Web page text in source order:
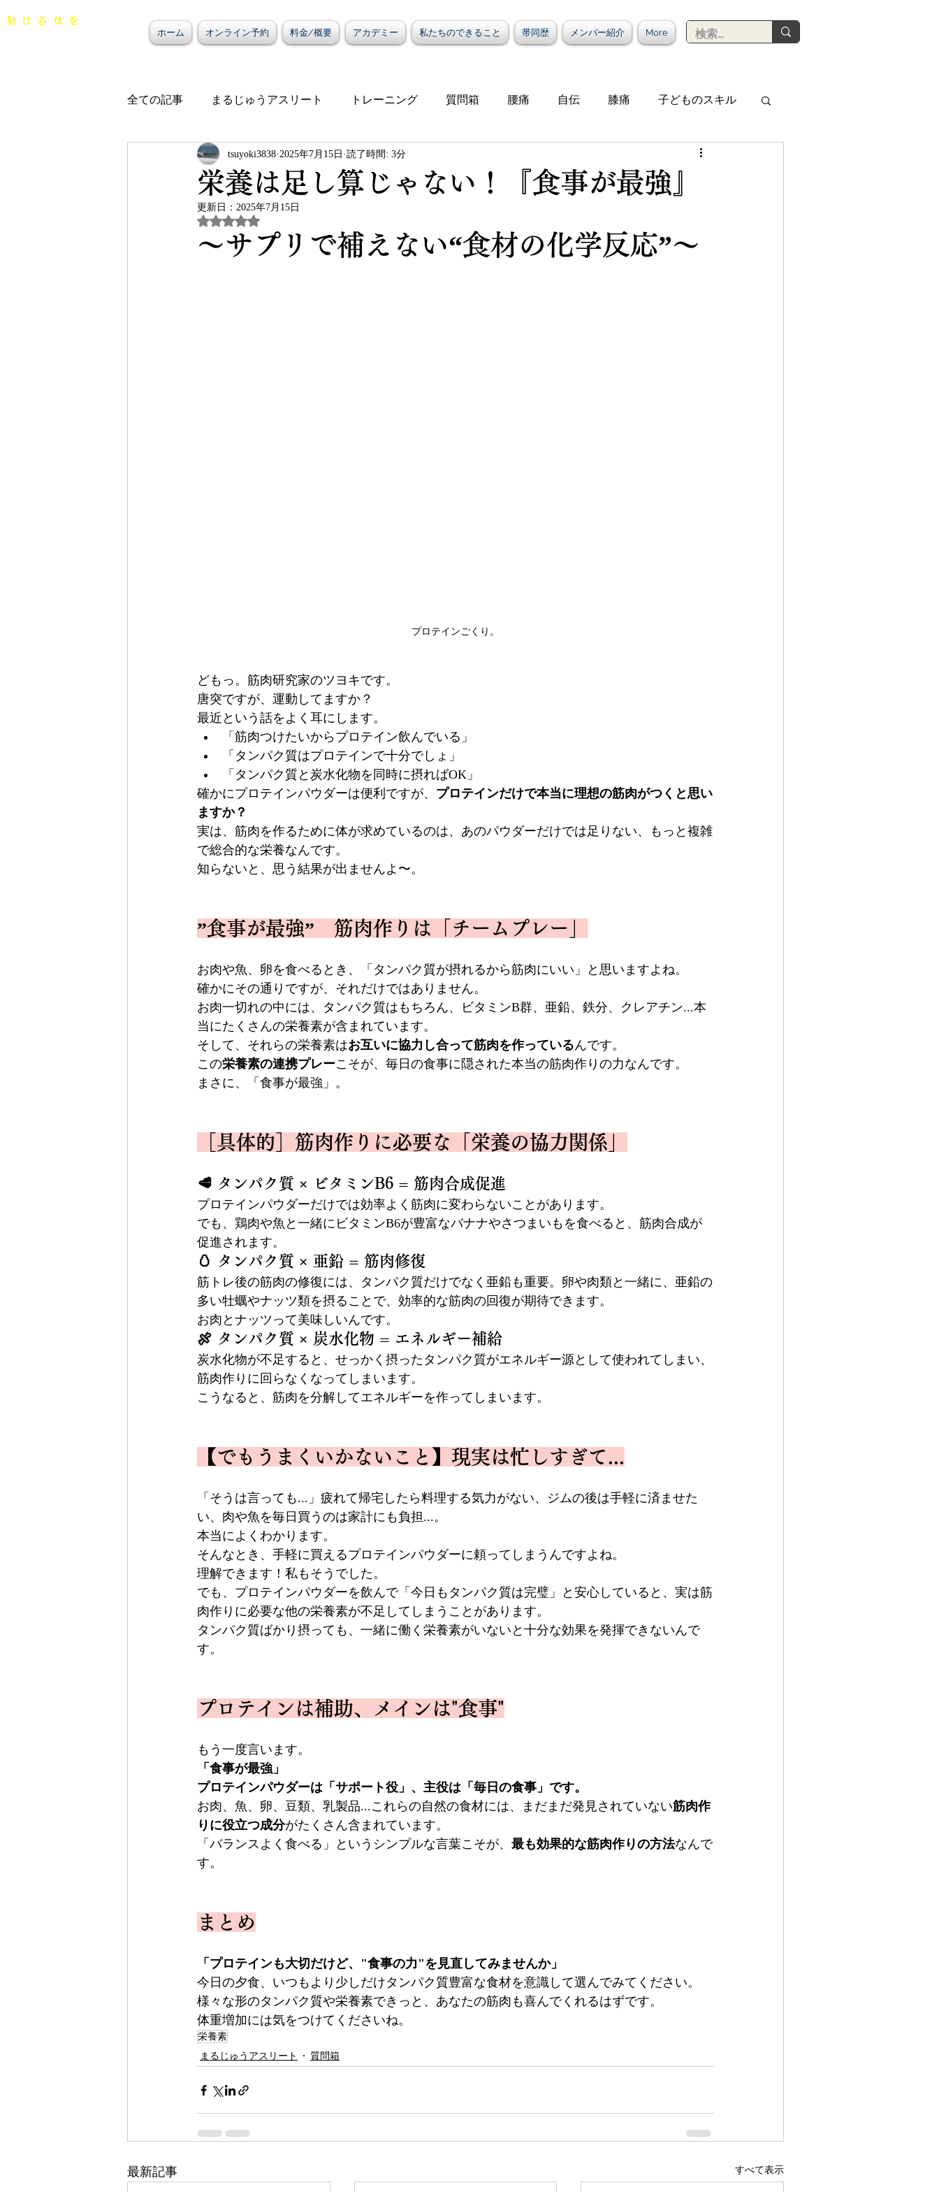
動ける体を
ホーム オンライン予約 料金/概要 アカデミー 私たちのできること 帯同歴 メンバー紹介 More
全ての記事 まるじゅうアスリート トレーニング 質問箱 腰痛 自伝 膝痛 子どものスキル
プライベート 院内お知らせ ケア 肩こり
栄養は足し算じゃない！『食事が最強』
tsuyoki3838 2025年7月15日 読了時間: 3分
更新日： 2025年7月15日
5つ星のうちNaNと評価されています。
〜サプリで補えない“食材の化学反応”〜
プロテインごくり。
どもっ。筋肉研究家のツヨキです。
唐突ですが、運動してますか？
最近という話をよく耳にします。
「筋肉つけたいからプロテイン飲んでいる」
「タンパク質はプロテインで十分でしょ」
「タンパク質と炭水化物を同時に摂ればOK」
確かにプロテインパウダーは便利ですが、 プロテインだけで本当に理想の筋肉がつくと思い
ますか？
実は、筋肉を作るために体が求めているのは、あのパウダーだけでは足りない、もっと複雑
で総合的な栄養なんです。
知らないと、思う結果が出ませんよ〜。
”食事が最強”　筋肉作りは「チームプレー」
お肉や魚、卵を食べるとき、「タンパク質が摂れるから筋肉にいい」と思いますよね。
確かにその通りですが、それだけではありません。
お肉一切れの中には、タンパク質はもちろん、ビタミンB群、亜鉛、鉄分、クレアチン...本
当にたくさんの栄養素が含まれています。
そして、それらの栄養素はお互いに協力し合って筋肉を作っているんです。
この栄養素の連携プレーこそが、毎日の食事に隠された本当の筋肉作りの力なんです。
まさに、「食事が最強」。
［具体的］筋肉作りに必要な「栄養の協力関係」
🥩 タンパク質 × ビタミンB6 = 筋肉合成促進
プロテインパウダーだけでは効率よく筋肉に変わらないことがあります。
でも、鶏肉や魚と一緒にビタミンB6が豊富なバナナやさつまいもを食べると、筋肉合成が
促進されます。
🥚 タンパク質 × 亜鉛 = 筋肉修復
筋トレ後の筋肉の修復には、タンパク質だけでなく亜鉛も重要。卵や肉類と一緒に、亜鉛の
多い牡蠣やナッツ類を摂ることで、効率的な筋肉の回復が期待できます。
お肉とナッツって美味しいんです。
🍖 タンパク質 × 炭水化物 = エネルギー補給
炭水化物が不足すると、せっかく摂ったタンパク質がエネルギー源として使われてしまい、
筋肉作りに回らなくなってしまいます。
こうなると、筋肉を分解してエネルギーを作ってしまいます。
【でもうまくいかないこと】現実は忙しすぎて...
「そうは言っても...」疲れて帰宅したら料理する気力がない、ジムの後は手軽に済ませた
い、肉や魚を毎日買うのは家計にも負担...。
本当によくわかります。
そんなとき、手軽に買えるプロテインパウダーに頼ってしまうんですよね。
理解できます！私もそうでした。
でも、プロテインパウダーを飲んで「今日もタンパク質は完璧」と安心していると、実は筋
肉作りに必要な他の栄養素が不足してしまうことがあります。
タンパク質ばかり摂っても、一緒に働く栄養素がいないと十分な効果を発揮できないんで
す。
プロテインは補助、メインは"食事"
もう一度言います。
「食事が最強」
プロテインパウダーは「サポート役」、主役は「毎日の食事」です。
お肉、魚、卵、豆類、乳製品...これらの自然の食材には、まだまだ発見されていない筋肉作
りに役立つ成分がたくさん含まれています。
「バランスよく食べる」というシンプルな言葉こそが、 最も効果的な筋肉作りの方法なんで
す。
まとめ
「プロテインも大切だけど、"食事の力"を見直してみませんか」
今日の夕食、いつもより少しだけタンパク質豊富な食材を意識して選んでみてください。
様々な形のタンパク質や栄養素できっと、あなたの筋肉も喜んでくれるはずです。
体重増加には気をつけてくださいね。
栄養素
まるじゅうアスリート
質問箱
最新記事 すべて表示